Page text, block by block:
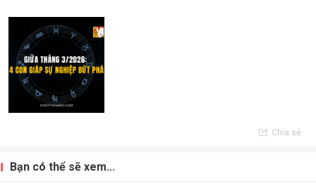
Chia sẻ
Bạn có thể sẽ xem...